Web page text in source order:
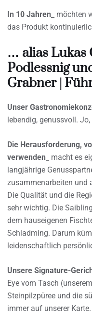
In 10 Jahren_
möchten
das Produkt
… alias Lukas
Podlessnig
Grabner |
Unser
lebendig, genussvoll.
Die Herausforderung,
verwenden_
macht es
langjährige
zusammenarbeiten und
Die Qualität und die
sehr wichtig. Die
dem hauseigenen
Schladming. Darum
leidenschaftlich
Unsere Signature-
Eye vom Tasch
Steinpilzpüree und die
immer auf unserer